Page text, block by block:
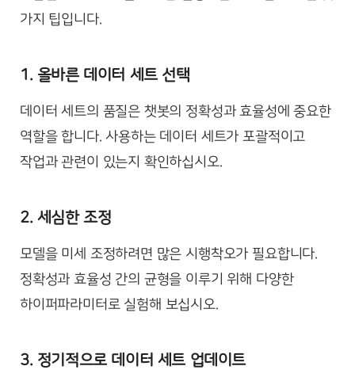
가지 팁입니다.
1. 올바른 데이터 세트 선택
데이터 세트의 품질은 챗봇의 정확성과 효율성에 중요한
역할을 합니다. 사용하는 데이터 세트가 포괄적이고
작업과 관련이 있는지 확인하십시오.
2. 세심한 조정
모델을 미세 조정하려면 많은 시행착오가 필요합니다.
정확성과 효율성 간의 균형을 이루기 위해 다양한
하이퍼파라미터로 실험해 보십시오.
3. 정기적으로 데이터 세트 업데이트